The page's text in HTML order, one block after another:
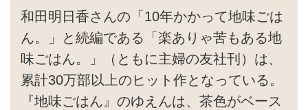
和田明日香さんの「10年かかって地味ごは
ん。」と続編である「楽ありゃ苦もある地
味ごはん。」（ともに主婦の友社刊）は、
累計30万部以上のヒット作となっている。
『地味ごはん』のゆえんは、茶色がベース